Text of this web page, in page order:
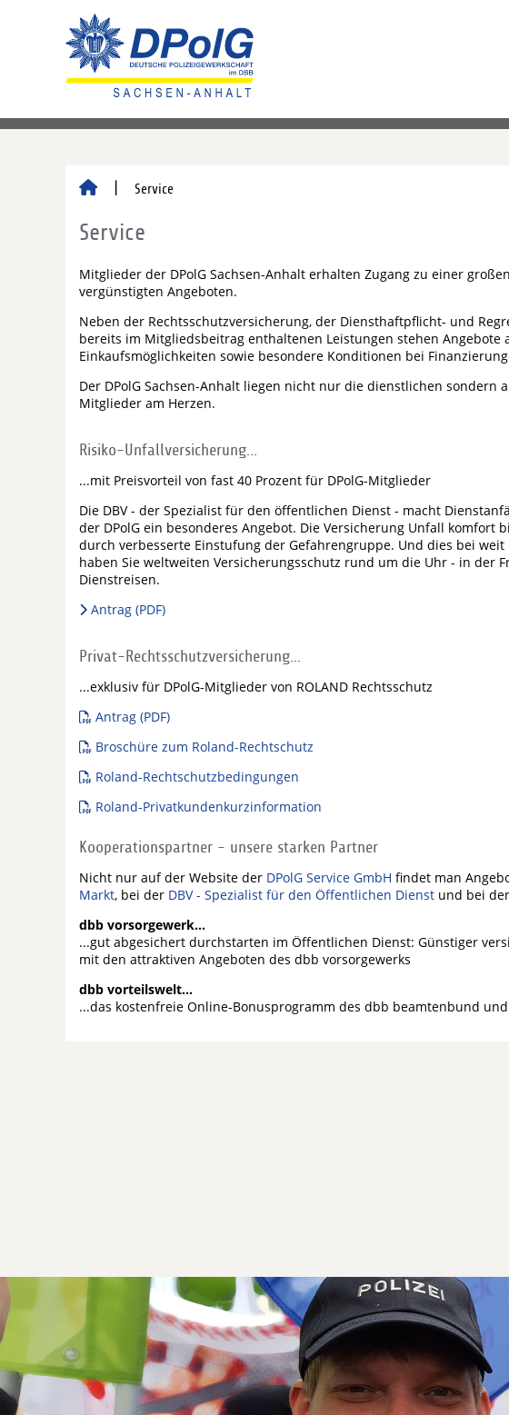
Service
Service
Mitglieder der DPolG Sachsen-Anhalt erhalten Zugang zu einer
vergünstigten Angeboten.
Neben der Rechtsschutzversicherung, der Diensthaftpflicht- und
bereits im Mitgliedsbeitrag enthaltenen Leistungen stehen Angebote
Einkaufsmöglichkeiten sowie besondere Konditionen bei
Der DPolG Sachsen-Anhalt liegen nicht nur die dienstlichen
Mitglieder am Herzen.
Risiko-Unfallversicherung...
...mit Preisvorteil von fast 40 Prozent für DPolG-Mitglieder
Die DBV - der Spezialist für den öffentlichen Dienst - macht
der DPolG ein besonderes Angebot. Die Versicherung Unfall komfort
durch verbesserte Einstufung der Gefahrengruppe. Und dies bei
haben Sie weltweiten Versicherungsschutz rund um die Uhr - in der
Dienstreisen.
Antrag (PDF)
Privat-Rechtsschutzversicherung...
...exklusiv für DPolG-Mitglieder von ROLAND Rechtsschutz
Antrag (PDF)
Broschüre zum Roland-Rechtschutz
Roland-Rechtschutzbedingungen
Roland-Privatkundenkurzinformation
Kooperationspartner - unsere starken Partner
Nicht nur auf der Website der DPolG Service GmbH findet man
Markt, bei der DBV - Spezialist für den Öffentlichen Dienst und bei der
dbb vorsorgewerk...
...gut abgesichert durchstarten im Öffentlichen Dienst: Günstiger
mit den attraktiven Angeboten des dbb vorsorgewerks
dbb vorteilswelt...
...das kostenfreie Online-Bonusprogramm des dbb beamtenbund